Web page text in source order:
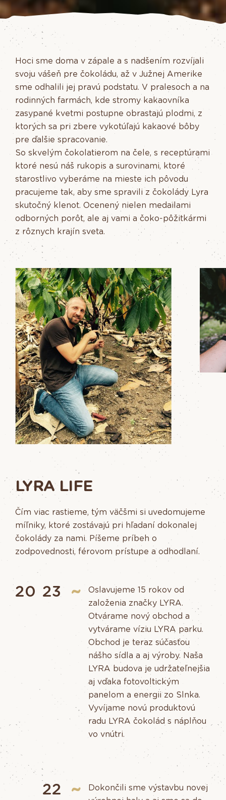
Hoci sme doma v zápale a s nadšením rozvíjali
svoju vášeň pre čokoládu, až v Južnej Amerike
sme odhalili jej pravú podstatu. V pralesoch a na
rodinných farmách, kde stromy kakaovníka
zasypané kvetmi postupne obrastajú plodmi, z
ktorých sa pri zbere vykotúľajú kakaové bôby
pre ďalšie spracovanie.
So skvelým čokolatierom na čele, s receptúrami
ktoré nesú náš rukopis a surovinami, ktoré
starostlivo vyberáme na mieste ich pôvodu
pracujeme tak, aby sme spravili z čokolády Lyra
skutočný klenot. Ocenený nielen medailami
odborných porôt, ale aj vami a čoko-pôžitkármi
z rôznych krajín sveta.
LYRA LIFE
Čím viac rastieme, tým väčšmi si uvedomujeme
míľniky, ktoré zostávajú pri hľadaní dokonalej
čokolády za nami. Píšeme príbeh o
zodpovednosti, férovom prístupe a odhodlaní.
20 23
Oslavujeme 15 rokov od
založenia značky LYRA.
Otvárame nový obchod a
vytvárame víziu LYRA parku.
Obchod je teraz súčasťou
nášho sídla a aj výroby. Naša
LYRA budova je udržateľnejšia
aj vďaka fotovoltickým
panelom a energii zo Slnka.
Vyvíjame novú produktovú
radu LYRA čokolád s náplňou
vo vnútri.
22
Dokončili sme výstavbu novej